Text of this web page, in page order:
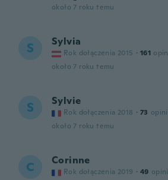
około 7 roku temu
S Sylvia
Rok dołączenia 2015 · 161
około 7 roku temu
S Sylvie
Rok dołączenia 2018 · 73
około 7 roku temu
C Corinne
Rok dołączenia 2019 · 49